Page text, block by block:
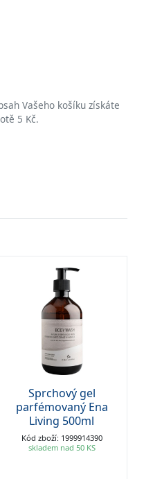
Vašeho košíku získáte
5 Kč.
Sprchový gel
parfémovaný Ena
Living 500ml
Kód zboží: 1999914390
skladem nad 50 KS